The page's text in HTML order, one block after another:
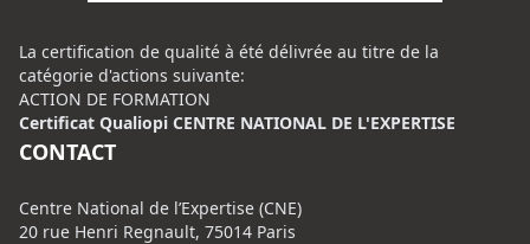
La certification de qualité à été délivrée au titre de la
catégorie d'actions suivante:
ACTION DE FORMATION
Certificat Qualiopi CENTRE NATIONAL DE L'EXPERTISE
CONTACT
Centre National de l’Expertise (CNE)
20 rue Henri Regnault, 75014 Paris